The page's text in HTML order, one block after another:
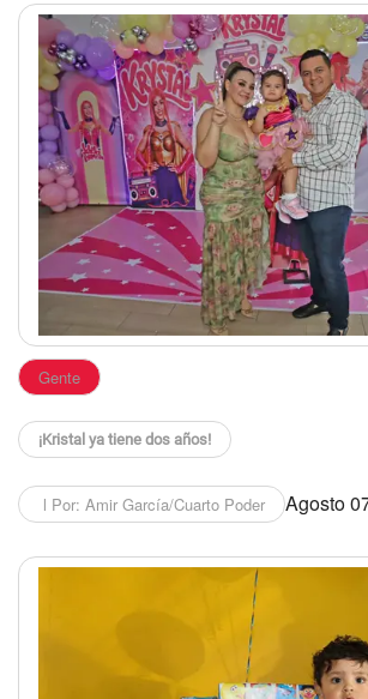
Gente
¡Kristal ya tiene dos años!
l Por: Amir García/Cuarto Poder Agosto